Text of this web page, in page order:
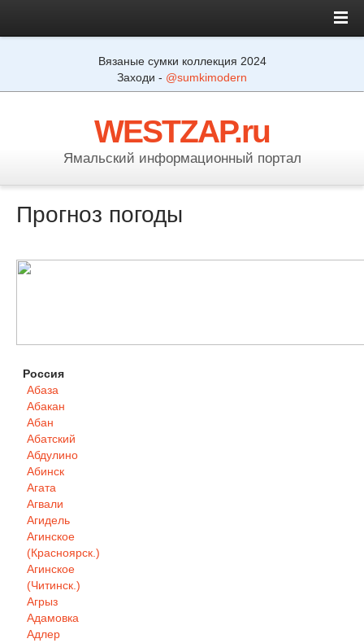
Вязаные сумки коллекция 2024
Заходи - @sumkimodern
WESTZAP.ru
Ямальский информационный портал
Прогноз погоды
Россия
Абаза
Абакан
Абан
Абатский
Абдулино
Абинск
Агата
Агвали
Агидель
Агинское
(Красноярск.)
Агинское
(Читинск.)
Агрыз
Адамовка
Адлер